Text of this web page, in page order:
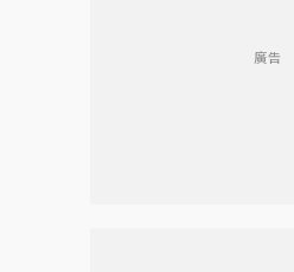
廣告